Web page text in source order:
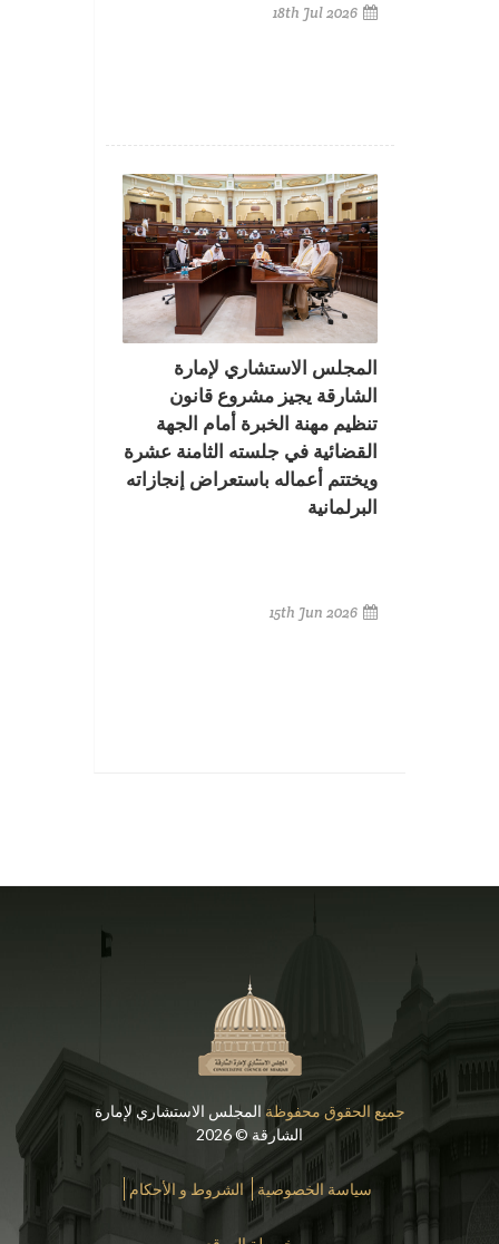
المجلس الاستشاري لإمارة
الشارقة يجيز مشروع قانون
تنظيم مهنة الخبرة أمام الجهة
القضائية في جلسته الثامنة عشرة
ويختتم أعماله باستعراض إنجازاته
البرلمانية
جميع الحقوق محفوظة المجلس الاستشاري لإمارة
الشارقة © 2026
سياسة الخصوصية الشروط و الأحكام